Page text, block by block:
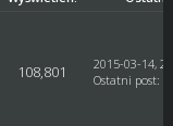
108,801
2015-03-14,
Ostatni post: